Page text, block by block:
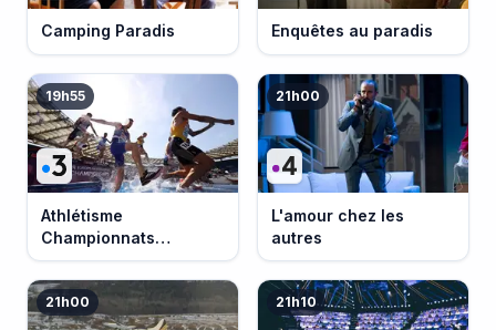
Camping Paradis Enquêtes au paradis
19h55
Athlétisme
Championnats
d'Europe 2026
21h00
L'amour chez les
autres
21h00 21h10